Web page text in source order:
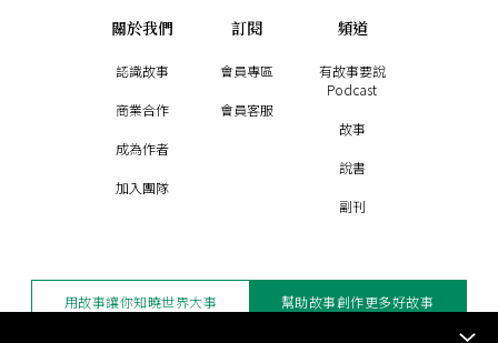
關於我們
認識故事
商業合作
成為作者
加入團隊
訂閱
會員專區
會員客服
頻道
有故事要說
Podcast
故事
說書
副刊
用故事讓你知曉世界大事 幫助故事創作更多好故事